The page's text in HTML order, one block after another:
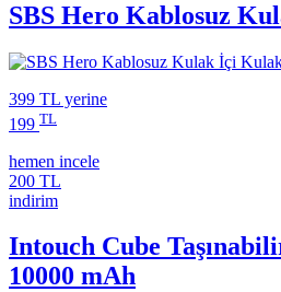
SBS Hero Kablosuz
399 TL yerine
199 TL
hemen incele
200 TL
indirim
Intouch Cube
10000 mAh